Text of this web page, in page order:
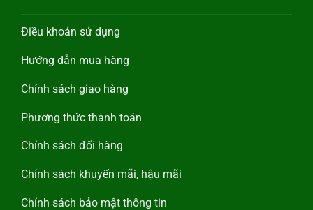
Điều khoản sử dụng
Hướng dẫn mua hàng
Chính sách giao hàng
Phương thức thanh toán
Chính sách đổi hàng
Chính sách khuyến mãi, hậu mãi
Chính sách bảo mật thông tin